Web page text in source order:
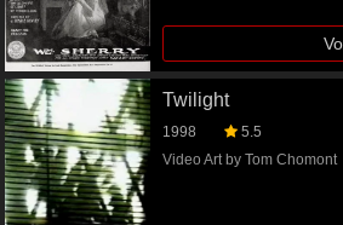
business, grows jealous
vacationing with her father,
monopolizes Jim at the
Twilight
1998
5.5
Video Art by Tom Chomont